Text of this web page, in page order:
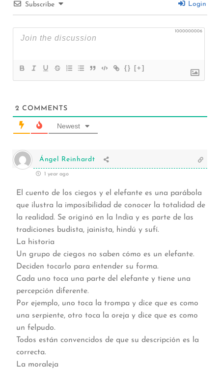
Subscribe Login
1000000006
{} [+]
2 COMMENTS
Newest
Ángel Reinhardt
1 year ago
El cuento de los ciegos y el elefante es una parábola
que ilustra la imposibilidad de conocer la totalidad de
la realidad. Se originó en la India y es parte de las
tradiciones budista, jainista, hindú y sufí.
La historia
Un grupo de ciegos no saben cómo es un elefante.
Deciden tocarlo para entender su forma.
Cada uno toca una parte del elefante y tiene una
percepción diferente.
Por ejemplo, uno toca la trompa y dice que es como
una serpiente, otro toca la oreja y dice que es como
un felpudo.
Todos están convencidos de que su descripción es la
correcta.
La moraleja